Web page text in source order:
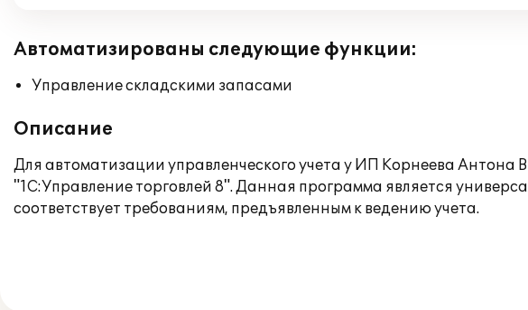
Автоматизированы следующие функции:
Управление складскими запасами
Описание
Для автоматизации управленческого учета у ИП Корнеева
"1С:Управление торговлей 8". Данная программа является
соответствует требованиям, предъявленным к ведению учета.